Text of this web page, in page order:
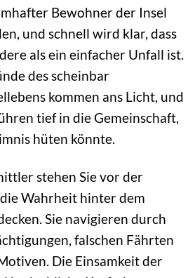
Bewohner der Insel
und schnell wird klar, dass
als ein einfacher Unfall ist.
des scheinbar
kommen ans Licht, und
tief in die Gemeinschaft,
hüten könnte.
stehen Sie vor der
Wahrheit hinter dem
Sie navigieren durch
falschen Fährten
Die Einsamkeit der